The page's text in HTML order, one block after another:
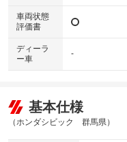
車両状態
評価書
ディーラ
ー車
-
基本仕様
（ホンダシビック 群馬県）